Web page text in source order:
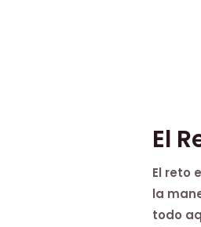
El
El reto
la
todo